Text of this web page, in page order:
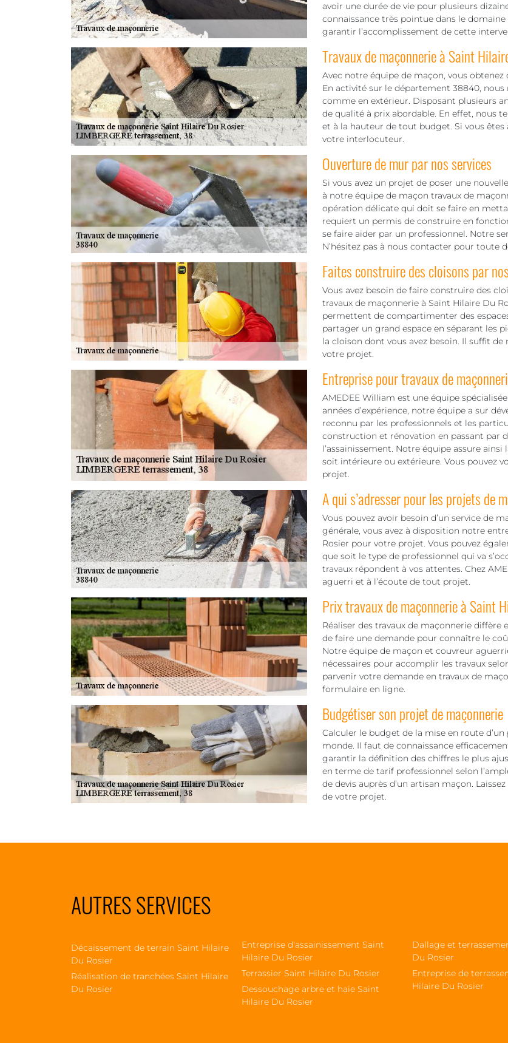
avoir une durée de vie pour plusieurs
connaissance très pointue dans le
garantir l’accomplissement de cette
Travaux de maçonnerie à Saint
Avec notre équipe de maçon, vous
En activité sur le département 38840,
comme en extérieur. Disposant plusieurs
de qualité à prix abordable. En effet, nous
et à la hauteur de tout budget. Si vous
votre interlocuteur.
Ouverture de mur par nos services
Si vous avez un projet de poser une
à notre équipe de maçon travaux de
opération délicate qui doit se faire en
requiert un permis de construire en
se faire aider par un professionnel. Notre
N’hésitez pas à nous contacter pour toute
Faites construire des cloisons par
Vous avez besoin de faire construire des
travaux de maçonnerie à Saint Hilaire Du
permettent de compartimenter des
partager un grand espace en séparant les
la cloison dont vous avez besoin. Il suffit
votre projet.
Entreprise pour travaux de
AMEDEE William est une équipe
années d’expérience, notre équipe a sur
reconnu par les professionnels et les
construction et rénovation en passant par
l’assainissement. Notre équipe assure
soit intérieure ou extérieure. Vous pouvez
projet.
A qui s’adresser pour les projets de
Vous pouvez avoir besoin d’un service de
générale, vous avez à disposition notre
Rosier pour votre projet. Vous pouvez
que soit le type de professionnel qui va
travaux répondent à vos attentes. Chez
aguerri et à l’écoute de tout projet.
Prix travaux de maçonnerie à Saint
Réaliser des travaux de maçonnerie
de faire une demande pour connaître le
Notre équipe de maçon et couvreur
nécessaires pour accomplir les travaux
parvenir votre demande en travaux de
formulaire en ligne.
Budgétiser son projet de maçonnerie
Calculer le budget de la mise en route
monde. Il faut de connaissance
garantir la définition des chiffres le plus
en terme de tarif professionnel selon
de devis auprès d’un artisan maçon.
de votre projet.
AUTRES SERVICES
Décaissement de terrain Saint Hilaire
Du Rosier
Réalisation de tranchées Saint Hilaire
Du Rosier
Entreprise d'assainissement Saint
Hilaire Du Rosier
Terrassier Saint Hilaire Du Rosier
Dessouchage arbre et haie Saint
Hilaire Du Rosier
Dallage et
Du Rosier
Entreprise de
Hilaire Du Rosier